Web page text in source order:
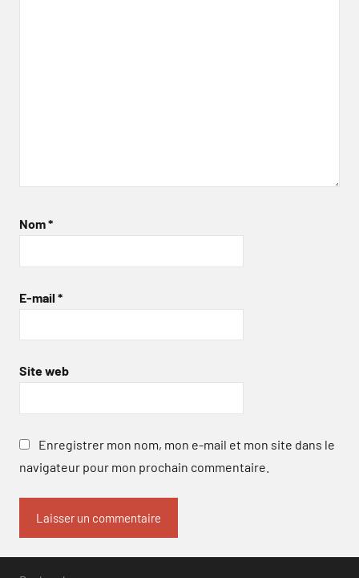
Nom*
E-mail *
Site web
Enregistrer mon nom, mon e-mail et mon site dans le
navigateur pour mon prochain commentaire.